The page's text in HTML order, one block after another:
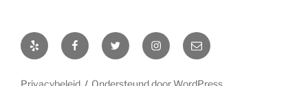
Yelp FacebookTwitter Instagram
E-
mail